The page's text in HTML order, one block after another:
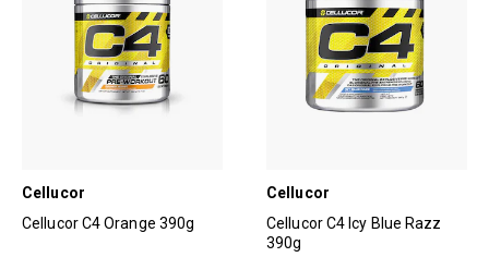
Cellucor
Cellucor C4 Orange 390g
Cellucor
Cellucor C4 Icy Blue Razz
390g